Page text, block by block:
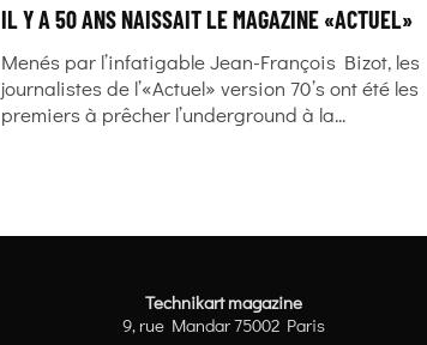
IL Y A 50 ANS NAISSAIT LE MAGAZINE «ACTUEL»
Menés par l’infatigable Jean-François Bizot, les
journalistes de l’«Actuel» version 70’s ont été les
premiers à prêcher l’underground à la...
Technikart magazine
9, rue Mandar 75002 Paris